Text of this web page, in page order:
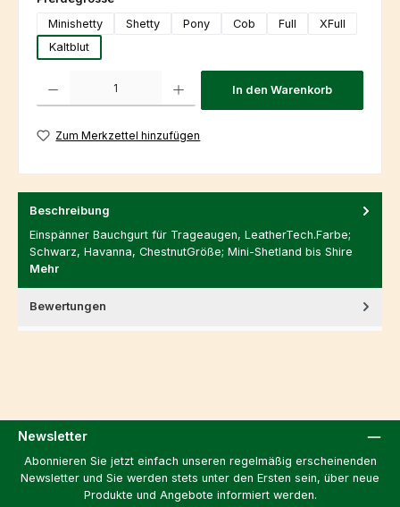
Minishetty
Shetty Pony Cob Full
XFull
Kaltblut
In den Warenkorb
Zum Merkzettel hinzufügen
Beschreibung
Einspänner Bauchgurt für Trageaugen, LeatherTech.Farbe;
Schwarz, Havanna, ChestnutGröße; Mini-Shetland bis Shire
Mehr
Bewertungen
Newsletter
Abonnieren Sie jetzt einfach unseren regelmäßig erscheinenden
Newsletter und Sie werden stets unter den Ersten sein, über neue
Produkte und Angebote informiert werden.